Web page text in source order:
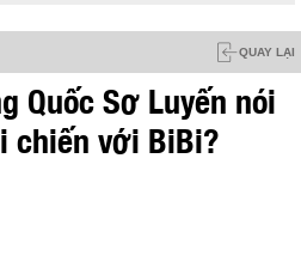
QUAY LẠI
Quốc Sơ Luyến nói
chiến với BiBi?